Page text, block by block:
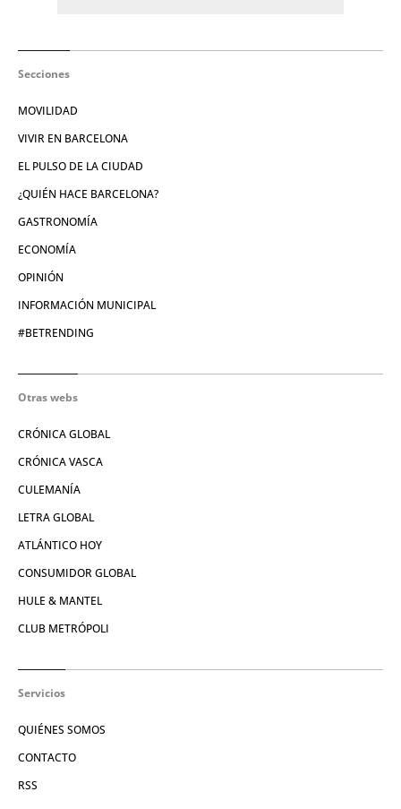
Secciones
MOVILIDAD
VIVIR EN BARCELONA
EL PULSO DE LA CIUDAD
¿QUIÉN HACE BARCELONA?
GASTRONOMÍA
ECONOMÍA
OPINIÓN
INFORMACIÓN MUNICIPAL
#BETRENDING
Otras webs
CRÓNICA GLOBAL
CRÓNICA VASCA
CULEMANÍA
LETRA GLOBAL
ATLÁNTICO HOY
CONSUMIDOR GLOBAL
HULE & MANTEL
CLUB METRÓPOLI
Servicios
QUIÉNES SOMOS
CONTACTO
RSS